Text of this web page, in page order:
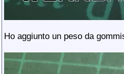
Ho aggiunto un peso da